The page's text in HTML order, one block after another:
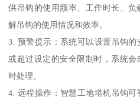
供吊钩的使用频率、工作时长、
解吊钩的使用情况和效率。
3. 预警提示：系统可以设置吊钩
或超过设定的安全限制时，系统
时处理。
4. 远程操作：智慧工地塔机吊钩